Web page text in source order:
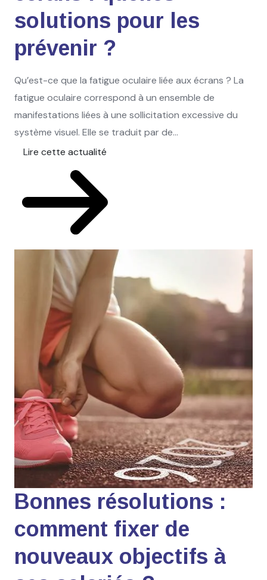
solutions pour les
prévenir ?
Qu’est-ce que la fatigue oculaire liée aux écrans ? La
fatigue oculaire correspond à un ensemble de
manifestations liées à une sollicitation excessive du
système visuel. Elle se traduit par de...
Lire cette actualité
Bonnes résolutions :
comment fixer de
nouveaux objectifs à